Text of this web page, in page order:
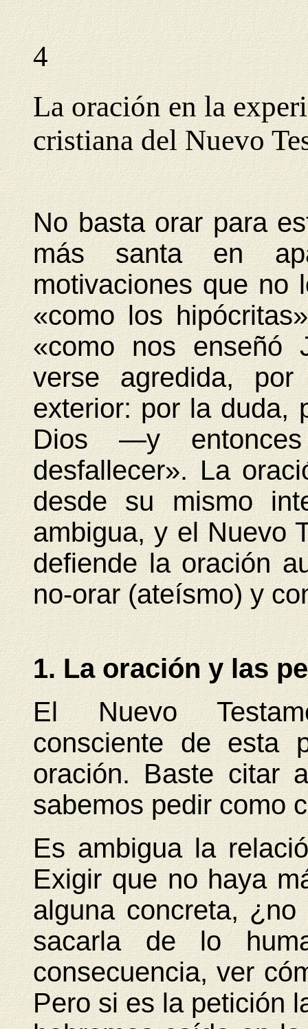
4
La oración en la
cristiana del Nuevo
No basta orar para
más santa en
motivaciones que no
«como los
«como nos enseñó
verse agredida,
exterior: por la duda,
Dios —y
desfallecer». La
desde su mismo
ambigua, y el Nuevo
defiende la oración
no-orar (ateísmo) y
1. La oración y las
El Nuevo
consciente de esta
oración. Baste citar
sabemos pedir como
Es ambigua la
Exigir que no haya
alguna concreta,
sacarla de lo
consecuencia, ver
Pero si es la petición